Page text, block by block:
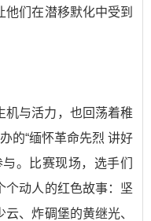
们在潜移默化中受到
机与活力，也回荡着稚
的“缅怀革命先烈 讲好
。比赛现场，选手们
个动人的红色故事：坚
、炸碉堡的黄继光、